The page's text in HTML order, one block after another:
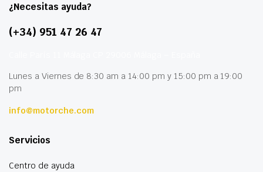
¿Necesitas ayuda?
(+34) 951 47 26 47
Lunes a Viernes de 8:30 am a 14:00 pm y 15:00 pm a 19:00
pm
info@motorche.com
Servicios
Centro de ayuda